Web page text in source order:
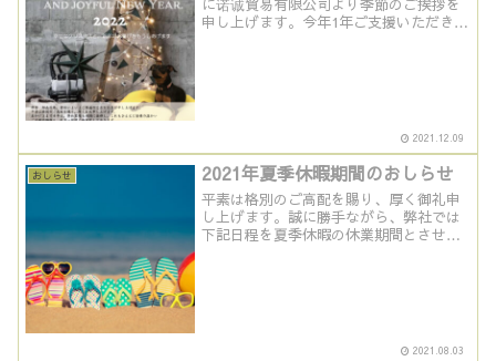
に诺诚貿易有限公司より季節のご挨拶を
申し上げます。今年1年ご支援いただきあ
2021.12.09
おしらせ 2021年夏季休暇期間のおしらせ
平素は格別のご高配を賜り、厚く御礼申
し上げます。誠に勝手ながら、弊社では
下記日程を夏季休暇の休業期間とさせて
2021.08.03